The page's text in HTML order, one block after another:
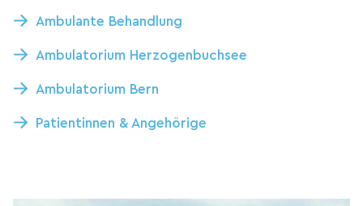
Ambulante Behandlung
Ambulatorium Herzogenbuchsee
Ambulatorium Bern
Patientinnen & Angehörige